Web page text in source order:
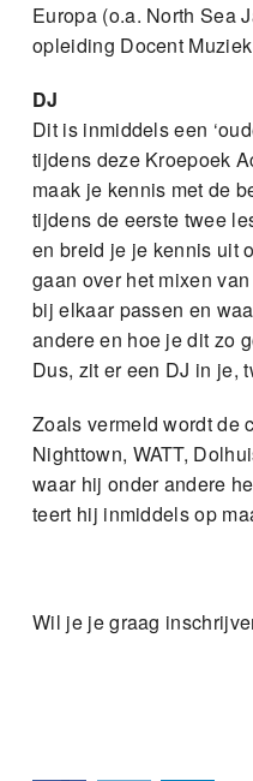
Europa (o.a. North Sea
opleiding Docent Muziek
DJ
Dit is inmiddels een
tijdens deze Kroepoek
maak je kennis met de
tijdens de eerste twee
en breid je je kennis uit
gaan over het mixen
bij elkaar passen en
andere en hoe je dit zo
Dus, zit er een DJ in je,
Zoals vermeld wordt de
Nighttown, WATT,
waar hij onder andere
teert hij inmiddels op
Wil je je graag